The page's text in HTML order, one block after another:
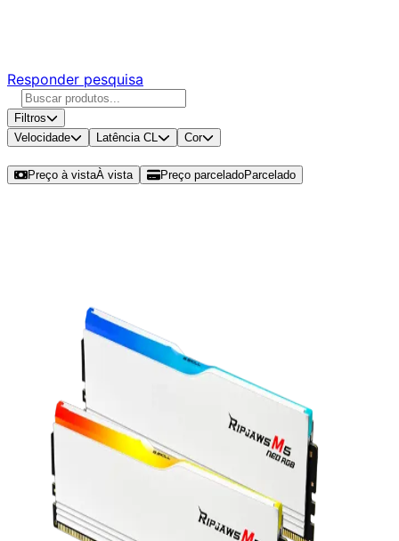
Responder pesquisa
Filtros
Velocidade
Latência CL Cor
Preço à vistaÀ vista Preço parceladoParcelado